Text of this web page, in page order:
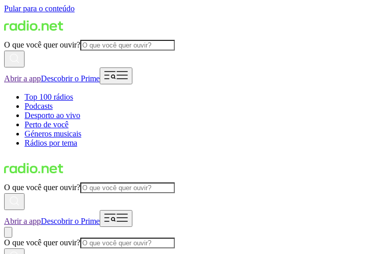
Pular para o conteúdo
O que você quer ouvir?
Abrir a appDescobrir o Prime
Top 100 rádios
Podcasts
Desporto ao vivo
Perto de você
Géneros musicais
Rádios por tema
O que você quer ouvir?
Abrir a appDescobrir o Prime
O que você quer ouvir?